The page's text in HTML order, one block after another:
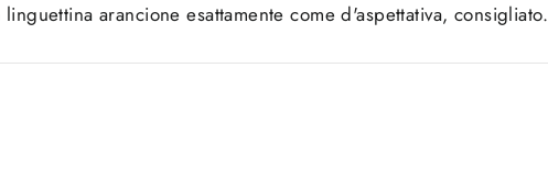
arancione esattamente come d'aspettativa, consigliato.